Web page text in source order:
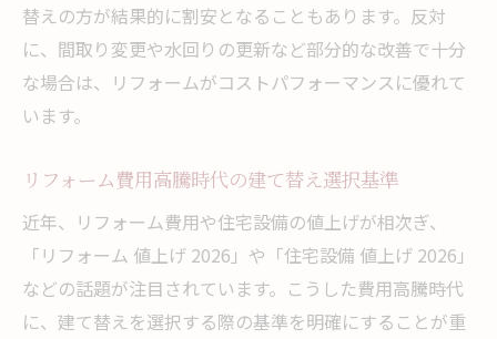
替えの方が結果的に割安となることもあります。反対
に、間取り変更や水回りの更新など部分的な改善で十分
な場合は、リフォームがコストパフォーマンスに優れて
います。
リフォーム費用高騰時代の建て替え選択基準
近年、リフォーム費用や住宅設備の値上げが相次ぎ、
「リフォーム 値上げ 2026」や「住宅設備 値上げ 2026」
などの話題が注目されています。こうした費用高騰時代
に、建て替えを選択する際の基準を明確にすることが重